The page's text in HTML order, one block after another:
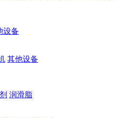
设备
其他设备
润滑脂